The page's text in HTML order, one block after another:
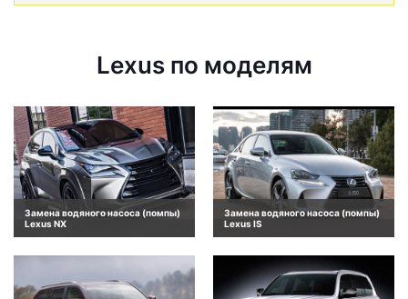
Lexus по моделям
Замена водяного насоса (помпы)
Lexus NX
Замена водяного насоса (помпы)
Lexus IS